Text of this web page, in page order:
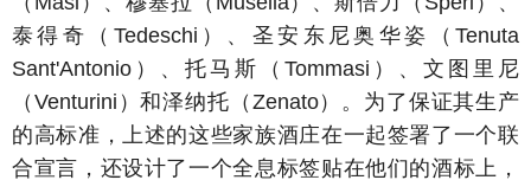
泰得奇（Tedeschi）、圣安东尼奥华姿（Tenuta
Sant'Antonio）、托马斯（Tommasi）、文图里尼
（Venturini）和泽纳托（Zenato）。为了保证其生产
的高标准，上述的这些家族酒庄在一起签署了一个联
合宣言，还设计了一个全息标签贴在他们的酒标上，